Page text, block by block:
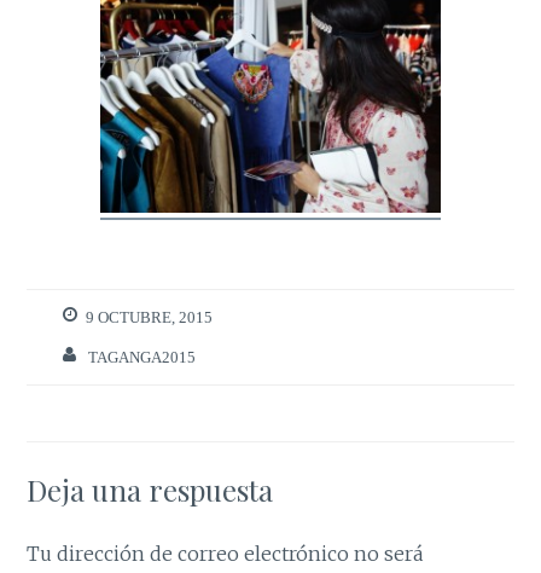
9 OCTUBRE, 2015
TAGANGA2015
Deja una respuesta
Tu dirección de correo electrónico no será